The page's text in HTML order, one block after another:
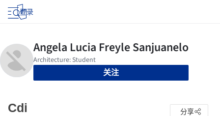
登录
关注
Cdi 分享